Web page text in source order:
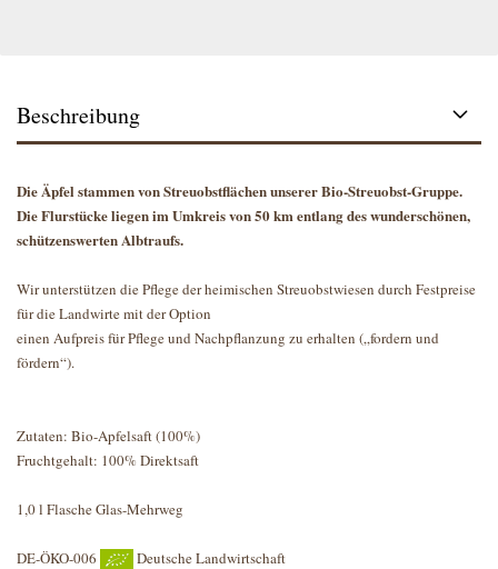
Beschreibung
Die Äpfel stammen von Streuobstflächen unserer Bio-Streuobst-Gruppe.
Die Flurstücke liegen im Umkreis von 50 km entlang des wunderschönen,
schützenswerten Albtraufs.
Wir unterstützen die Pflege der heimischen Streuobstwiesen durch Festpreise
für die Landwirte mit der Option
einen Aufpreis für Pflege und Nachpflanzung zu erhalten („fordern und
fördern“).
Zutaten: Bio-Apfelsaft (100%)
Fruchtgehalt: 100% Direktsaft
1,0 l Flasche Glas-Mehrweg
DE-ÖKO-006 Deutsche Landwirtschaft